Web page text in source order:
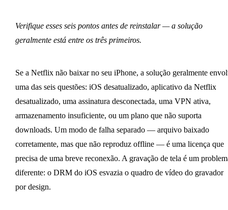
Verifique esses seis pontos antes de reinstalar — a solução
geralmente está entre os três primeiros.
Se a Netflix não baixar no seu iPhone, a solução geralmente
uma das seis questões: iOS desatualizado, aplicativo da Netflix
desatualizado, uma assinatura desconectada, uma VPN ativa,
armazenamento insuficiente, ou um plano que não suporta
downloads. Um modo de falha separado — arquivo baixado
corretamente, mas que não reproduz offline — é uma licença que
precisa de uma breve reconexão. A gravação de tela é um
diferente: o DRM do iOS esvazia o quadro de vídeo do gravador
por design.